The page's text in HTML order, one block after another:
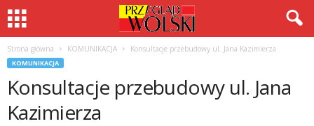
Strona główna KOMUNIKACJA Konsultacje przebudowy ul. Jana Kazimierza
KOMUNIKACJA
Konsultacje przebudowy ul. Jana
Kazimierza